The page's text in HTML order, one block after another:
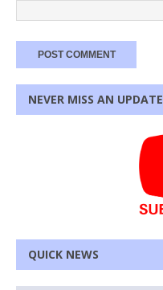
NEVER MISS AN UPDATE
QUICK NEWS